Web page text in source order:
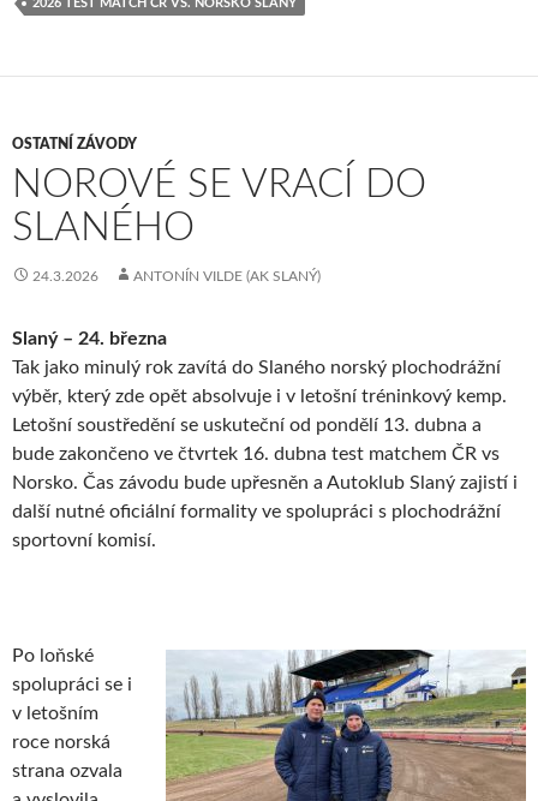
2026 TEST MATCH ČR VS. NORSKO SLANÝ
OSTATNÍ ZÁVODY
NOROVÉ SE VRACÍ DO
SLANÉHO
24.3.2026 ANTONÍN VILDE (AK SLANÝ)
Slaný – 24. března
Tak jako minulý rok zavítá do Slaného norský plochodrážní
výběr, který zde opět absolvuje i v letošní tréninkový kemp.
Letošní soustředění se uskuteční od pondělí 13. dubna a
bude zakončeno ve čtvrtek 16. dubna test matchem ČR vs
Norsko. Čas závodu bude upřesněn a Autoklub Slaný zajistí i
další nutné oficiální formality ve spolupráci s plochodrážní
sportovní komisí.
Po loňské
spolupráci se i
v letošním
roce norská
strana ozvala